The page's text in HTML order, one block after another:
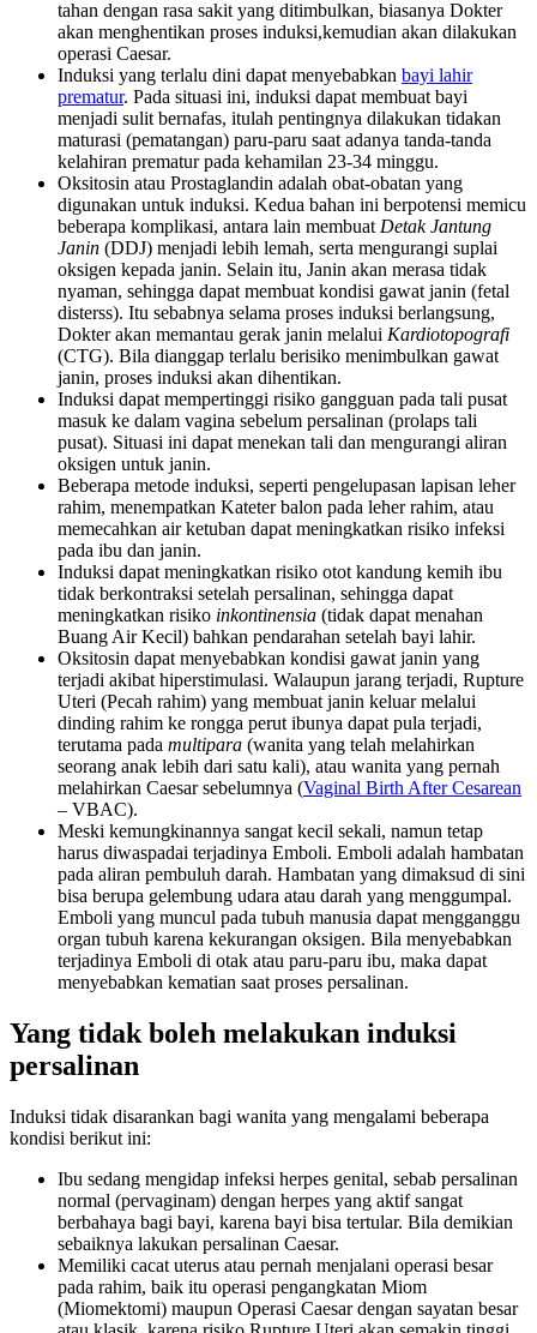
tahan dengan rasa sakit yang ditimbulkan, biasanya Dokter
akan menghentikan proses induksi,kemudian akan dilakukan
operasi Caesar.
Induksi yang terlalu dini dapat menyebabkan bayi lahir
prematur. Pada situasi ini, induksi dapat membuat bayi
menjadi sulit bernafas, itulah pentingnya dilakukan tidakan
maturasi (pematangan) paru-paru saat adanya tanda-tanda
kelahiran prematur pada kehamilan 23-34 minggu.
Oksitosin atau Prostaglandin adalah obat-obatan yang
digunakan untuk induksi. Kedua bahan ini berpotensi memicu
beberapa komplikasi, antara lain membuat Detak Jantung
Janin (DDJ) menjadi lebih lemah, serta mengurangi suplai
oksigen kepada janin. Selain itu, Janin akan merasa tidak
nyaman, sehingga dapat membuat kondisi gawat janin (fetal
disterss). Itu sebabnya selama proses induksi berlangsung,
Dokter akan memantau gerak janin melalui Kardiotopografi
(CTG). Bila dianggap terlalu berisiko menimbulkan gawat
janin, proses induksi akan dihentikan.
Induksi dapat mempertinggi risiko gangguan pada tali pusat
masuk ke dalam vagina sebelum persalinan (prolaps tali
pusat). Situasi ini dapat menekan tali dan mengurangi aliran
oksigen untuk janin.
Beberapa metode induksi, seperti pengelupasan lapisan leher
rahim, menempatkan Kateter balon pada leher rahim, atau
memecahkan air ketuban dapat meningkatkan risiko infeksi
pada ibu dan janin.
Induksi dapat meningkatkan risiko otot kandung kemih ibu
tidak berkontraksi setelah persalinan, sehingga dapat
meningkatkan risiko inkontinensia (tidak dapat menahan
Buang Air Kecil) bahkan pendarahan setelah bayi lahir.
Oksitosin dapat menyebabkan kondisi gawat janin yang
terjadi akibat hiperstimulasi. Walaupun jarang terjadi, Rupture
Uteri (Pecah rahim) yang membuat janin keluar melalui
dinding rahim ke rongga perut ibunya dapat pula terjadi,
terutama pada multipara (wanita yang telah melahirkan
seorang anak lebih dari satu kali), atau wanita yang pernah
melahirkan Caesar sebelumnya (Vaginal Birth After Cesarean
– VBAC).
Meski kemungkinannya sangat kecil sekali, namun tetap
harus diwaspadai terjadinya Emboli. Emboli adalah hambatan
pada aliran pembuluh darah. Hambatan yang dimaksud di sini
bisa berupa gelembung udara atau darah yang menggumpal.
Emboli yang muncul pada tubuh manusia dapat mengganggu
organ tubuh karena kekurangan oksigen. Bila menyebabkan
terjadinya Emboli di otak atau paru-paru ibu, maka dapat
menyebabkan kematian saat proses persalinan.
Yang tidak boleh melakukan induksi
persalinan
Induksi tidak disarankan bagi wanita yang mengalami beberapa
kondisi berikut ini:
Ibu sedang mengidap infeksi herpes genital, sebab persalinan
normal (pervaginam) dengan herpes yang aktif sangat
berbahaya bagi bayi, karena bayi bisa tertular. Bila demikian
sebaiknya lakukan persalinan Caesar.
Memiliki cacat uterus atau pernah menjalani operasi besar
pada rahim, baik itu operasi pengangkatan Miom
(Miomektomi) maupun Operasi Caesar dengan sayatan besar